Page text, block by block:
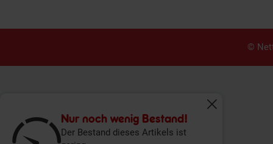
Nur noch wenig Bestand!
Der Bestand dieses Artikels ist
Fenster
©